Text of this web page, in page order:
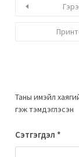
Таны имэйл
гэж тэмдэглэсэн
Сэтгэгдэл *